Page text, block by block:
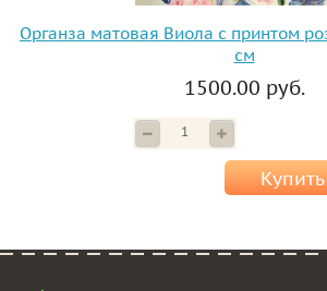
Органза матовая Виола с принтом
см
1500.00 руб.
Купить